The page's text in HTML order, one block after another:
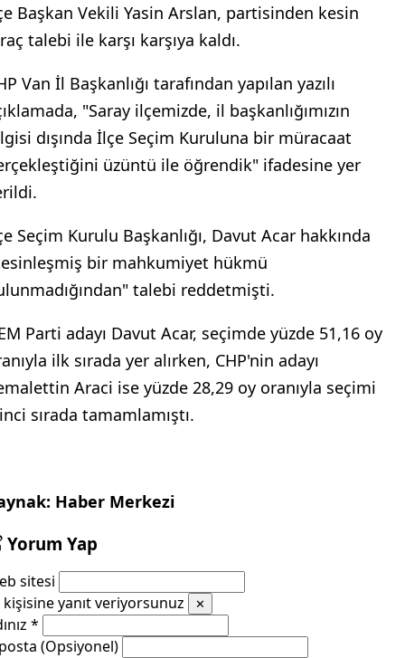
Başkan Vekili Yasin Arslan, partisinden kesin
talebi ile karşı karşıya kaldı.
Van İl Başkanlığı tarafından yapılan yazılı
"Saray ilçemizde, il başkanlığımızın
dışında İlçe Seçim Kuruluna bir müracaat
üzüntü ile öğrendik" ifadesine yer
Seçim Kurulu Başkanlığı, Davut Acar hakkında
bir mahkumiyet hükmü
talebi reddetmişti.
Parti adayı Davut Acar, seçimde yüzde 51,16 oy
ilk sırada yer alırken, CHP'nin adayı
Araci ise yüzde 28,29 oy oranıyla seçimi
sırada tamamlamıştı.
Haber Merkezi
Yorum Yap
sitesi
kişisine yanıt veriyorsunuz
✕
*
(Opsiyonel)